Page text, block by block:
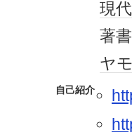
現代
著
ヤ
自己紹介